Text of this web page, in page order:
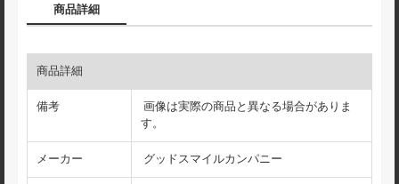
商品詳細
商品詳細
備考
画像は実際の商品と異なる場合がありま
す。
メーカー グッドスマイルカンパニー